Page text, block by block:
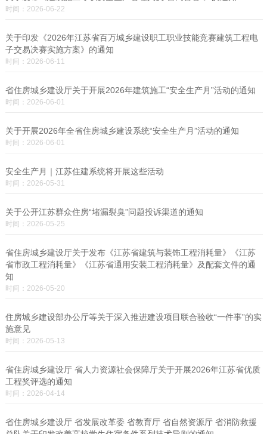
时间：2026-06-22
关于印发《2026年江苏省百万城乡建设职工职业技能竞赛建筑工程电
子交易决赛实施方案》的通知
时间：2026-06-11
省住房城乡建设厅关于开展2026年建筑施工“安全生产月”活动的通知
时间：2026-06-01
关于开展2026年全省住房城乡建设系统“安全生产月”活动的通知
时间：2026-06-01
安全生产月｜江苏住建系统将开展这些活动
时间：2026-05-31
关于公开江苏群众住房“堵漏裂臭”问题投诉渠道的通知
时间：2026-05-25
省住房城乡建设厅关于发布《江苏省建筑与装饰工程消耗量》《江苏
省市政工程消耗量》《江苏省通用安装工程消耗量》及配套文件的通
知
时间：2026-05-20
住房城乡建设部办公厅等关于深入推进建设项目联合验收“一件事”的实
施意见
时间：2026-05-13
省住房城乡建设厅 省人力资源社会保障厅关于开展2026年江苏省优质
工程奖评选的通知
时间：2026-04-14
省住房城乡建设厅 省发展改革委 省教育厅 省自然资源厅 省消防救援